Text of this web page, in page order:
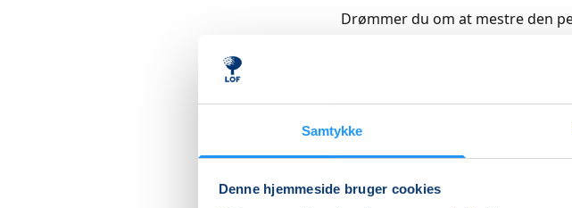
Samtykke
Denne hjemmeside bruger cookies
Drømmer du om at mestre den
fra bunden. Vi gennemgår
samling til et stabilt tårn.